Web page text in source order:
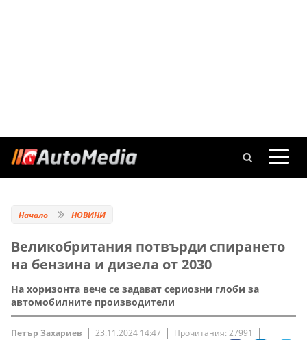
Начало НОВИНИ
Великобритания потвърди спирането
на бензина и дизела от 2030
На хоризонта вече се задават сериозни глоби за
автомобилните производители
Петър Захариев 23.11.2024 14:47 Прочитания: 27991